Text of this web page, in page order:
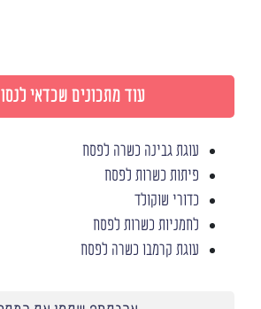
עוד מתכונים שכדאי
עוגת גבינה כשרה לפסח
פיתות כשרות לפסח
כדורי שוקולד
לחמניות כשרות לפסח
עוגת קרמבו כשרה לפסח